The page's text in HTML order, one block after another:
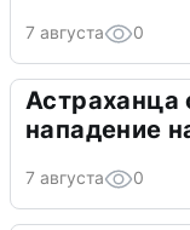
7 августа 0
Астраханца
нападение
7 августа 0